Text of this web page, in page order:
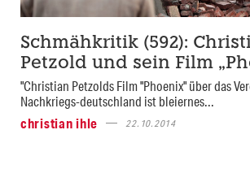
Schmähkritik (592):
Petzold und sein Film
"Christian Petzolds Film "Phoenix" über das
Nachkriegs-deutschland ist bleiernes...
christian ihle
22.10.2014